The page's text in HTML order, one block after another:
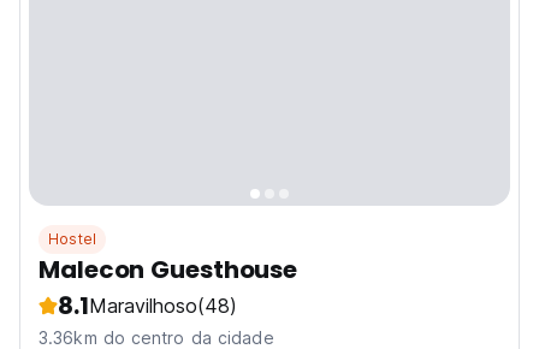
Hostel
Malecon Guesthouse
8.1Maravilhoso(48)
3.36km do centro da cidade